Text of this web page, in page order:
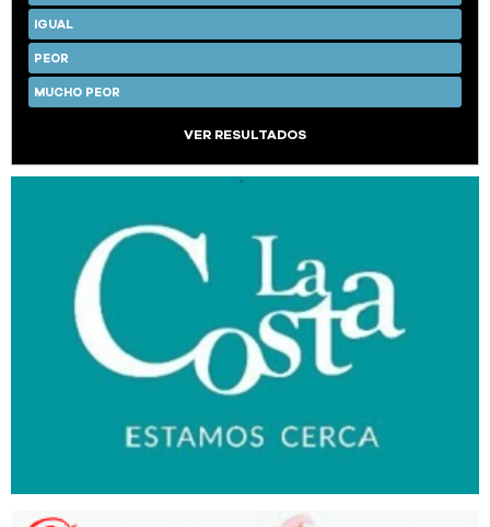
IGUAL
PEOR
MUCHO PEOR
VER RESULTADOS